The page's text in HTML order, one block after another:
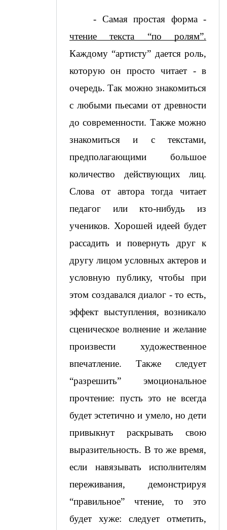
чтение текста “по ролям”.
Каждому “артисту” дается роль,
которую он просто читает - в
очередь. Так можно знакомиться
с любыми пьесами от древности
до современности. Также можно
знакомиться и с текстами,
предполагающими большое
количество действующих лиц.
Слова от автора тогда читает
педагог или кто-нибудь из
учеников. Хорошей идеей будет
рассадить и повернуть друг к
другу лицом условных актеров и
условную публику, чтобы при
этом создавался диалог - то есть,
эффект выступления, возникало
сценическое волнение и желание
произвести художественное
впечатление. Также следует
“разрешить” эмоциональное
прочтение: пусть это не всегда
будет эстетично и умело, но дети
привыкнут раскрывать свою
выразительность. В то же время,
если навязывать исполнителям
переживания, демонстрируя
“правильное” чтение, то это
будет хуже: следует отметить,